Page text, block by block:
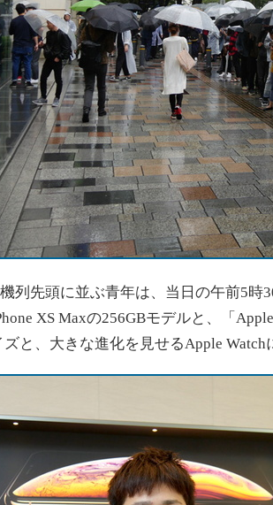
列先頭に並ぶ青年は、当日の午前5時
XS Maxの256GBモデルと、「
と、大きな進化を見せるApple Watch